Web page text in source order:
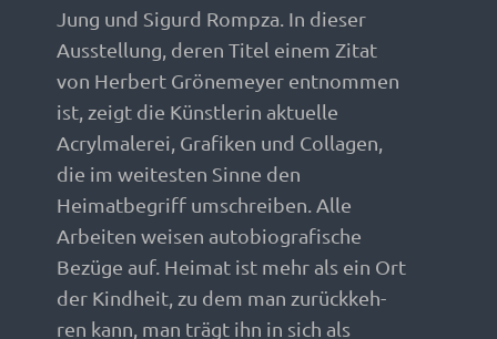
Jung und Sigurd Rompza. In dieser
Ausstellung, deren Titel einem Zitat
von Herbert Grönemeyer entnommen
ist, zeigt die Künstlerin aktuelle
Acrylmalerei, Grafiken und Collagen,
die im weitesten Sinne den
Heimatbegriff umschreiben. Alle
Arbeiten weisen autobiografische
Bezüge auf. Heimat ist mehr als ein Ort
der Kindheit, zu dem man zurückkeh-
ren kann, man trägt ihn in sich als